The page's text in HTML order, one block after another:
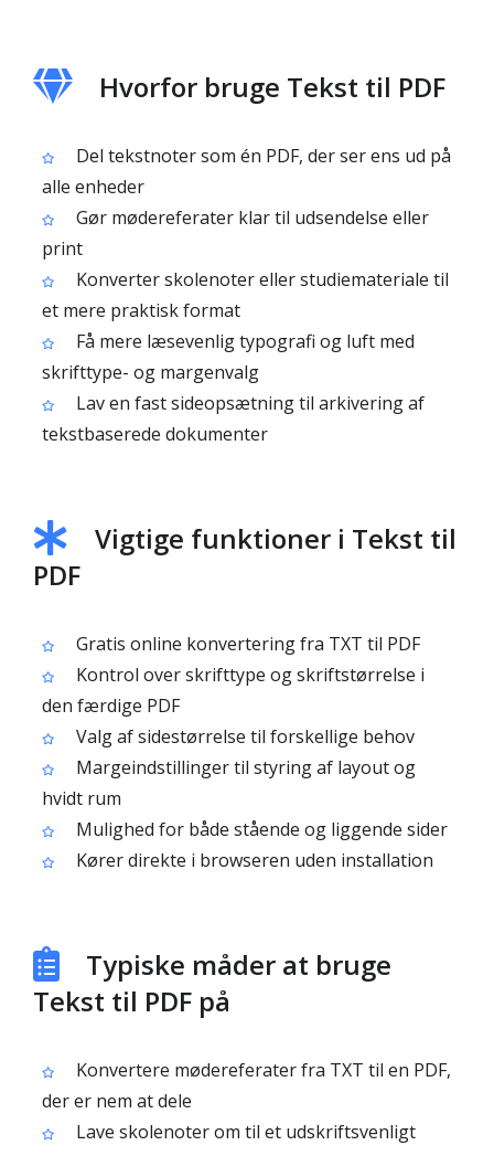
Hvorfor bruge Tekst til PDF
Del tekstnoter som én PDF, der ser ens ud på
alle enheder
Gør mødereferater klar til udsendelse eller
print
Konverter skole­noter eller studiemateriale til
et mere praktisk format
Få mere læsevenlig typografi og luft med
skrifttype- og margenvalg
Lav en fast sideopsætning til arkivering af
tekstbaserede dokumenter
Vigtige funktioner i Tekst til
PDF
Gratis online konvertering fra TXT til PDF
Kontrol over skrifttype og skriftstørrelse i
den færdige PDF
Valg af sidestørrelse til forskellige behov
Margeindstillinger til styring af layout og
hvidt rum
Mulighed for både stående og liggende sider
Kører direkte i browseren uden installation
Typiske måder at bruge
Tekst til PDF på
Konvertere mødereferater fra TXT til en PDF,
der er nem at dele
Lave skole­noter om til et udskriftsvenligt